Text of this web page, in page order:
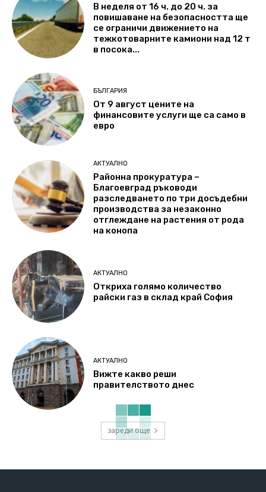
В неделя от 16 ч. до 20 ч. за
повишаване на безопасността ще
се ограничи движението на
тежкотоварните камиони над 12 т
в посока...
БЪЛГАРИЯ
От 9 август цените на
финансовите услуги ще са само в
евро
АКТУАЛНО
Районна прокуратура –
Благоевград ръководи
разследването по три досъдебни
производства за незаконно
отглеждане на растения от рода
на конопа
АКТУАЛНО
Откриха голямо количество
райски газ в склад край София
АКТУАЛНО
Вижте какво реши
правителството днес
зареди още